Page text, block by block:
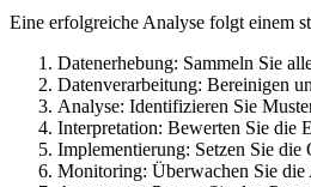
Eine erfolgreiche Analyse folgt einem
Datenerhebung: Sammeln Sie
Datenverarbeitung: Bereinigen
Analyse: Identifizieren Sie
Interpretation: Bewerten Sie die
Implementierung: Setzen Sie die
Monitoring: Überwachen Sie